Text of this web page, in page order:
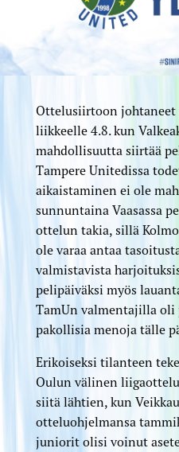
Ottelusiirtoon johtaneet
liikkeelle 4.8. kun
mahdollisuutta siirtää
Tampere Unitedissa
aikaistaminen ei ole
sunnuntaina Vaasassa
ottelun takia, sillä
ole varaa antaa
valmistavista
pelipäiväksi myös
TamUn valmentajilla oli
pakollisia menoja tälle
Erikoiseksi tilanteen
Oulun välinen
siitä lähtien, kun
otteluohjelmansa
juniorit olisi voinut